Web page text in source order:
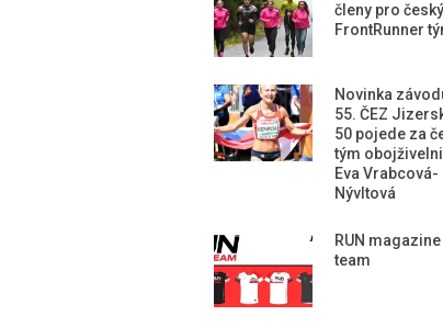
členy pro český
FrontRunner
Novinka
55. ČEZ
50 pojede za
tým
Eva Vrabcová-
Nývltová
RUN magazine
team